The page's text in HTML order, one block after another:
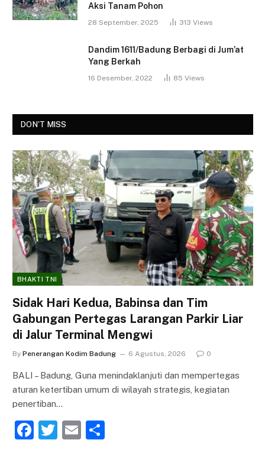
Aksi Tanam Pohon
28 September, 2025 313 Views
Dandim 1611/Badung Berbagi di Jum’at
Yang Berkah
16 Desember, 2022 85 Views
DON'T MISS
BHAKTI TNI
Sidak Hari Kedua, Babinsa dan Tim
Gabungan Pertegas Larangan Parkir Liar
di Jalur Terminal Mengwi
By Penerangan Kodim Badung 6 Agustus, 2026 0
BALI – Badung, Guna menindaklanjuti dan mempertegas
aturan ketertiban umum di wilayah strategis, kegiatan
penertiban…
F
T
E